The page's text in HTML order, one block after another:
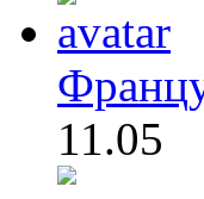
11.05